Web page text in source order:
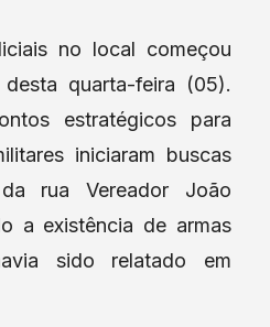
no local começou
quarta-feira (05).
estratégicos para
iniciaram buscas
rua Vereador João
a existência de armas
sido relatado em